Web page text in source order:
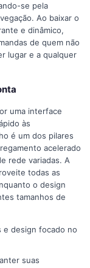
se pela
Ao baixar o
e dinâmico,
de quem não
lugar e a qualquer
uma interface
às
é um dos pilares
acelerado
rede variadas. A
todas as
o design
tamanhos de
e design focado no
suas